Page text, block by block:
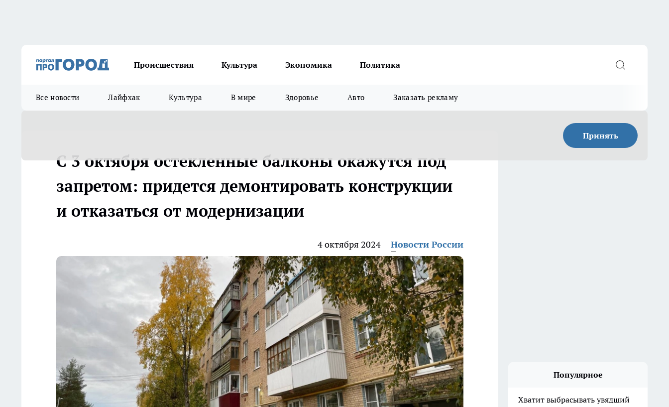
Происшествия Культура Экономика Политика
Все новости Лайфхак Культура В мире Здоровье Авто Заказать рекламу
Принять
С 3 октября остекленные балконы окажутся под
запретом: придется демонтировать конструкции
и отказаться от модернизации
4 октября 2024 Новости России
Популярное
Хватит выбрасывать увядший